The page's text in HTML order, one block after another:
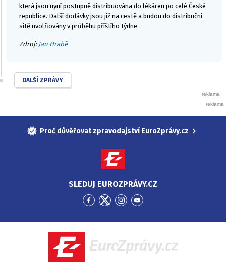
která jsou nyní postupně distribuována do lékáren po celé České
republice. Další dodávky jsou již na cestě a budou do distribuční
sítě uvolňovány v průběhu příštího týdne.
Zdroj: Jan Hrabě
DALŠÍ ZPRÁVY
Proč důvěřovat zpravodajství EuroZprávy.cz
SLEDUJ EUROZPRÁVY.CZ
Přejít
Facebook
Přejít
Twitter
Přejít
Instagram
Přejít
YouTube
EuroZprávy.cz